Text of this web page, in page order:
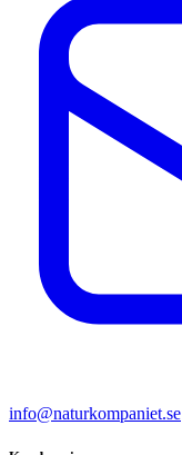
info@naturkompaniet.se